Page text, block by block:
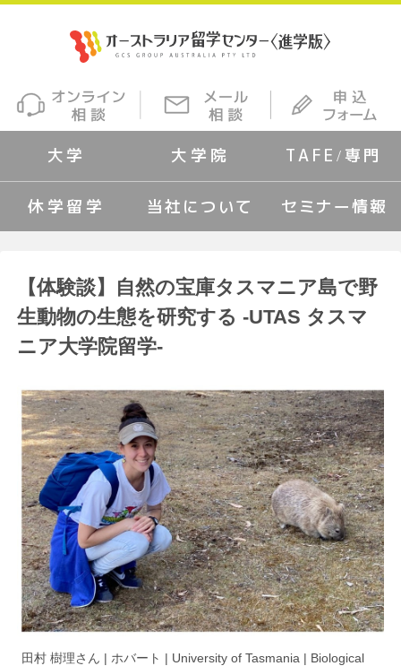
大学 大学院 TAFE/専門
休学留学 当社について セミナー情報
【体験談】自然の宝庫タスマニア島で野
生動物の生態を研究する -UTAS タスマ
ニア大学院留学-
田村 樹理さん | ホバート | University of Tasmania | Biological